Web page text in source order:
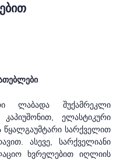
ლაბადა შუქამრეკლი
ელასტიკური
წყალგაუმტარი სარქველით
ასევე, სარქველიანი
ხვრელებით იღლიის